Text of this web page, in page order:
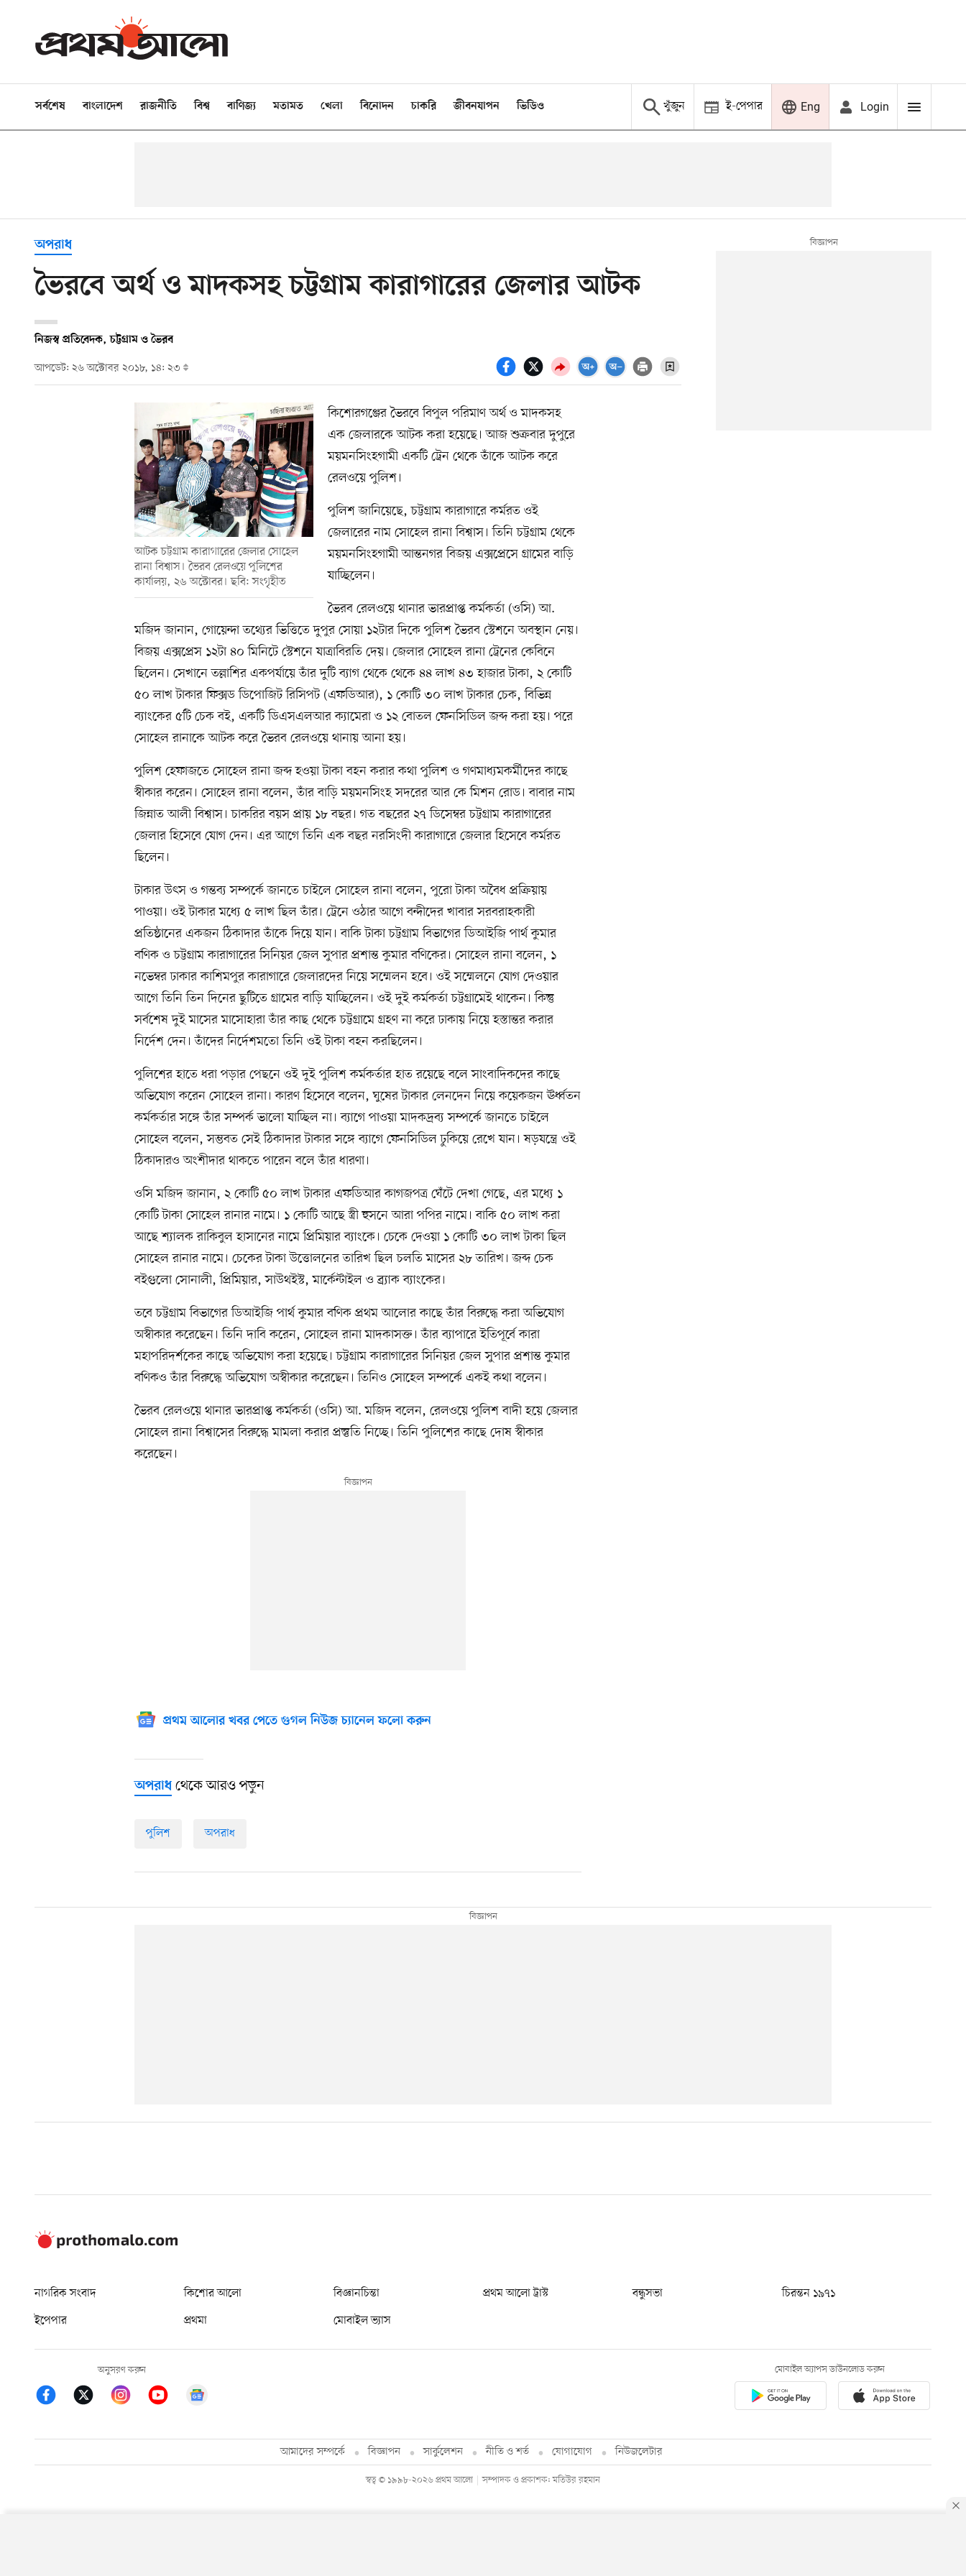
সর্বশেষ বাংলাদেশ রাজনীতি বিশ্ব বাণিজ্য মতামত খেলা বিনোদন চাকরি জীবনযাপন ভিডিও খুঁজুন ই-পেপার Eng Login
অপরাধ
ভৈরবে অর্থ ও মাদকসহ চট্টগ্রাম কারাগারের জেলার আটক
নিজস্ব প্রতিবেদক, চট্টগ্রাম ও ভৈরব
আপডেট: ২৬ অক্টোবর ২০১৮, ১৪: ২৩
আটক চট্টগ্রাম কারাগারের জেলার সোহেল
রানা বিশ্বাস। ভৈরব রেলওয়ে পুলিশের
কার্যালয়, ২৬ অক্টোবর। ছবি: সংগৃহীত
কিশোরগঞ্জের ভৈরবে বিপুল পরিমাণ অর্থ ও মাদকসহ
এক জেলারকে আটক করা হয়েছে। আজ শুক্রবার দুপুরে
ময়মনসিংহগামী একটি ট্রেন থেকে তাঁকে আটক করে
রেলওয়ে পুলিশ।
পুলিশ জানিয়েছে, চট্টগ্রাম কারাগারে কর্মরত ওই
জেলারের নাম সোহেল রানা বিশ্বাস। তিনি চট্টগ্রাম থেকে
ময়মনসিংহগামী আন্তনগর বিজয় এক্সপ্রেসে গ্রামের বাড়ি
যাচ্ছিলেন।
ভৈরব রেলওয়ে থানার ভারপ্রাপ্ত কর্মকর্তা (ওসি) আ.
মজিদ জানান, গোয়েন্দা তথ্যের ভিত্তিতে দুপুর সোয়া ১২টার দিকে পুলিশ ভৈরব স্টেশনে অবস্থান নেয়।
বিজয় এক্সপ্রেস ১২টা ৪০ মিনিটে স্টেশনে যাত্রাবিরতি দেয়। জেলার সোহেল রানা ট্রেনের কেবিনে
ছিলেন। সেখানে তল্লাশির একপর্যায়ে তাঁর দুটি ব্যাগ থেকে থেকে ৪৪ লাখ ৪৩ হাজার টাকা, ২ কোটি
৫০ লাখ টাকার ফিক্সড ডিপোজিট রিসিপট (এফডিআর), ১ কোটি ৩০ লাখ টাকার চেক, বিভিন্ন
ব্যাংকের ৫টি চেক বই, একটি ডিএসএলআর ক্যামেরা ও ১২ বোতল ফেনসিডিল জব্দ করা হয়। পরে
সোহেল রানাকে আটক করে ভৈরব রেলওয়ে থানায় আনা হয়।
পুলিশ হেফাজতে সোহেল রানা জব্দ হওয়া টাকা বহন করার কথা পুলিশ ও গণমাধ্যমকর্মীদের কাছে
স্বীকার করেন। সোহেল রানা বলেন, তাঁর বাড়ি ময়মনসিংহ সদরের আর কে মিশন রোড। বাবার নাম
জিন্নাত আলী বিশ্বাস। চাকরির বয়স প্রায় ১৮ বছর। গত বছরের ২৭ ডিসেম্বর চট্টগ্রাম কারাগারের
জেলার হিসেবে যোগ দেন। এর আগে তিনি এক বছর নরসিংদী কারাগারে জেলার হিসেবে কর্মরত
ছিলেন।
টাকার উৎস ও গন্তব্য সম্পর্কে জানতে চাইলে সোহেল রানা বলেন, পুরো টাকা অবৈধ প্রক্রিয়ায়
পাওয়া। ওই টাকার মধ্যে ৫ লাখ ছিল তাঁর। ট্রেনে ওঠার আগে বন্দীদের খাবার সরবরাহকারী
প্রতিষ্ঠানের একজন ঠিকাদার তাঁকে দিয়ে যান। বাকি টাকা চট্টগ্রাম বিভাগের ডিআইজি পার্থ কুমার
বণিক ও চট্টগ্রাম কারাগারের সিনিয়র জেল সুপার প্রশান্ত কুমার বণিকের। সোহেল রানা বলেন, ১
নভেম্বর ঢাকার কাশিমপুর কারাগারে জেলারদের নিয়ে সম্মেলন হবে। ওই সম্মেলনে যোগ দেওয়ার
আগে তিনি তিন দিনের ছুটিতে গ্রামের বাড়ি যাচ্ছিলেন। ওই দুই কর্মকর্তা চট্টগ্রামেই থাকেন। কিন্তু
সর্বশেষ দুই মাসের মাসোহারা তাঁর কাছ থেকে চট্টগ্রামে গ্রহণ না করে ঢাকায় নিয়ে হস্তান্তর করার
নির্দেশ দেন। তাঁদের নির্দেশমতো তিনি ওই টাকা বহন করছিলেন।
পুলিশের হাতে ধরা পড়ার পেছনে ওই দুই পুলিশ কর্মকর্তার হাত রয়েছে বলে সাংবাদিকদের কাছে
অভিযোগ করেন সোহেল রানা। কারণ হিসেবে বলেন, ঘুষের টাকার লেনদেন নিয়ে কয়েকজন ঊর্ধ্বতন
কর্মকর্তার সঙ্গে তাঁর সম্পর্ক ভালো যাচ্ছিল না। ব্যাগে পাওয়া মাদকদ্রব্য সম্পর্কে জানতে চাইলে
সোহেল বলেন, সম্ভবত সেই ঠিকাদার টাকার সঙ্গে ব্যাগে ফেনসিডিল ঢুকিয়ে রেখে যান। ষড়যন্ত্রে ওই
ঠিকাদারও অংশীদার থাকতে পারেন বলে তাঁর ধারণা।
ওসি মজিদ জানান, ২ কোটি ৫০ লাখ টাকার এফডিআর কাগজপত্র ঘেঁটে দেখা গেছে, এর মধ্যে ১
কোটি টাকা সোহেল রানার নামে। ১ কোটি আছে স্ত্রী হুসনে আরা পপির নামে। বাকি ৫০ লাখ করা
আছে শ্যালক রাকিবুল হাসানের নামে প্রিমিয়ার ব্যাংকে। চেকে দেওয়া ১ কোটি ৩০ লাখ টাকা ছিল
সোহেল রানার নামে। চেকের টাকা উত্তোলনের তারিখ ছিল চলতি মাসের ২৮ তারিখ। জব্দ চেক
বইগুলো সোনালী, প্রিমিয়ার, সাউথইস্ট, মার্কেন্টাইল ও ব্র্যাক ব্যাংকের।
তবে চট্টগ্রাম বিভাগের ডিআইজি পার্থ কুমার বণিক প্রথম আলোর কাছে তাঁর বিরুদ্ধে করা অভিযোগ
অস্বীকার করেছেন। তিনি দাবি করেন, সোহেল রানা মাদকাসক্ত। তাঁর ব্যাপারে ইতিপূর্বে কারা
মহাপরিদর্শকের কাছে অভিযোগ করা হয়েছে। চট্টগ্রাম কারাগারের সিনিয়র জেল সুপার প্রশান্ত কুমার
বণিকও তাঁর বিরুদ্ধে অভিযোগ অস্বীকার করেছেন। তিনিও সোহেল সম্পর্কে একই কথা বলেন।
ভৈরব রেলওয়ে থানার ভারপ্রাপ্ত কর্মকর্তা (ওসি) আ. মজিদ বলেন, রেলওয়ে পুলিশ বাদী হয়ে জেলার
সোহেল রানা বিশ্বাসের বিরুদ্ধে মামলা করার প্রস্তুতি নিচ্ছে। তিনি পুলিশের কাছে দোষ স্বীকার
করেছেন।
প্রথম আলোর খবর পেতে গুগল নিউজ চ্যানেল ফলো করুন
অপরাধথেকে আরও পড়ুন
পুলিশ অপরাধ
নাগরিক সংবাদ কিশোর আলো বিজ্ঞানচিন্তা প্রথম আলো ট্রাস্ট বন্ধুসভা
চিরন্তন ১৯৭১
ইপেপার
প্রথমা মোবাইল ভ্যাস
অনুসরণ করুন মোবাইল অ্যাপস ডাউনলোড করুন
আমাদের সম্পর্কে বিজ্ঞাপন সার্কুলেশন নীতি ও শর্ত যোগাযোগ নিউজলেটার
স্বত্ব © ১৯৯৮-২০২৬ প্রথম আলো সম্পাদক ও প্রকাশক: মতিউর রহমান